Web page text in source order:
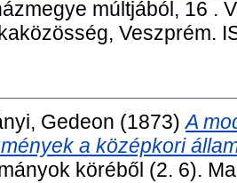
múltjából, 16 .
Veszprém.
Gedeon (1873)A
a középkori
köréből (2. 6).